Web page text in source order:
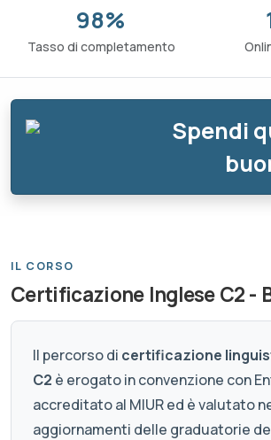
98%
Tasso di completamento
Spendi
IL CORSO
Certificazione Inglese C2 -
Il percorso di certificazione
C2 è erogato in convenzione con
accreditato al MIUR ed è valutato
aggiornamenti delle graduatorie